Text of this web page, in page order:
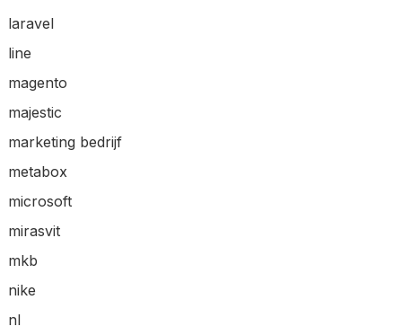
laravel
line
magento
majestic
marketing bedrijf
metabox
microsoft
mirasvit
mkb
nike
nl